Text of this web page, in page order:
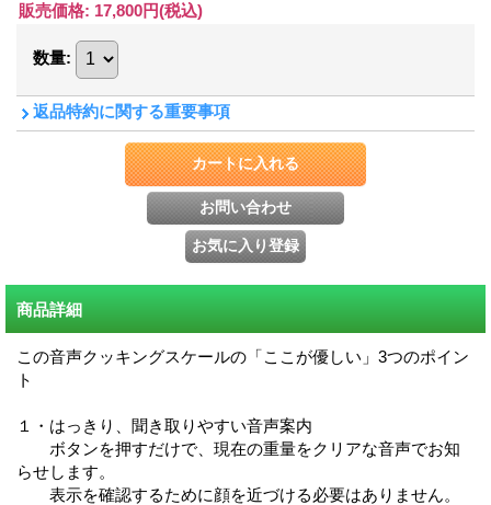
販売価格: 17,800円(税込)
数量:
返品特約に関する重要事項
商品詳細
この音声クッキングスケールの「ここが優しい」3つのポイン
ト
１・はっきり、聞き取りやすい音声案内
ボタンを押すだけで、現在の重量をクリアな音声でお知
らせします。
表示を確認するために顔を近づける必要はありません。